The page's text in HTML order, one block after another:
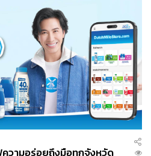
ากความสุนทรี ดนตรีหรือ
พลังชีวิตได้ด้วย เพราะชีวิตทุก
คือขุมทรัพย์ของแรงบันดาลใจ
สองมาทำให้เกิดโปรเจกต์
โปรเจกต์ที่นำเอาดนตรีมา
นุกแบบ 6 ชั่วโมงเต็มไม่มียั้ง กับ
และศิลปินอีกมากมาย
พร้อมพลังงานเหลือล้น ให้คุณ
ร้อมพลังเสียงจาก ‘บอย
ความอร่อยถึงมือทุกจังหวัด